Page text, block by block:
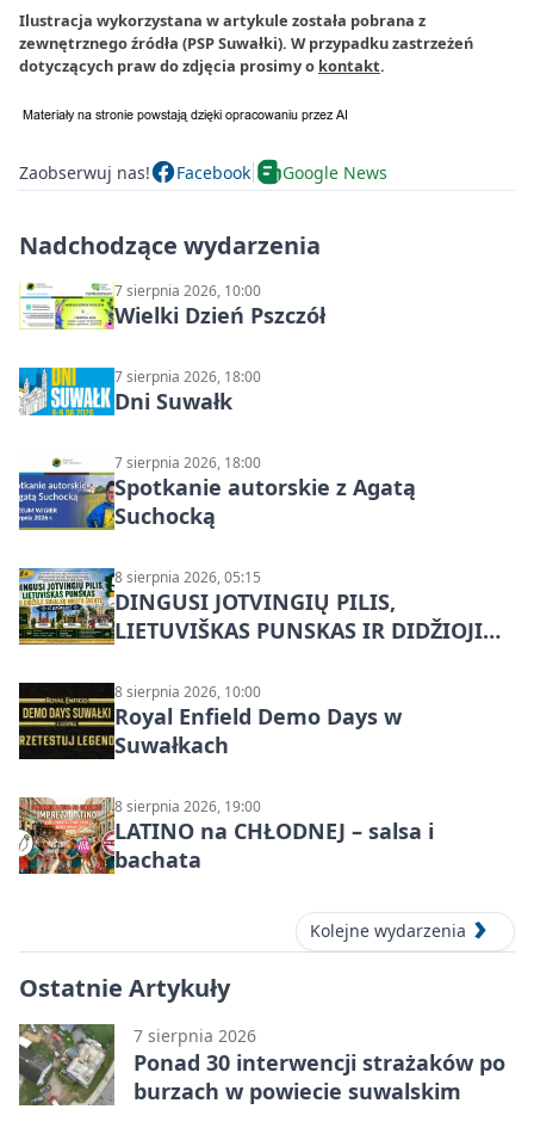
Ilustracja wykorzystana w artykule została pobrana z
zewnętrznego źródła (PSP Suwałki). W przypadku zastrzeżeń
dotyczących praw do zdjęcia prosimy o kontakt.
Zaobserwuj nas! Facebook Google News
Nadchodzące wydarzenia
7 sierpnia 2026, 10:00
Wielki Dzień Pszczół
7 sierpnia 2026, 18:00
Dni Suwałk
7 sierpnia 2026, 18:00
Spotkanie autorskie z Agatą
Suchocką
8 sierpnia 2026, 05:15
DINGUSI JOTVINGIŲ PILIS,
LIETUVIŠKAS PUNSKAS IR DIDŽIOJI
DZŪKIJOS – jednodienė kelionė
8 sierpnia 2026, 10:00
Royal Enfield Demo Days w
Suwałkach
8 sierpnia 2026, 19:00
LATINO na CHŁODNEJ – salsa i
bachata
Kolejne wydarzenia
Ostatnie Artykuły
7 sierpnia 2026
Ponad 30 interwencji strażaków po
burzach w powiecie suwalskim